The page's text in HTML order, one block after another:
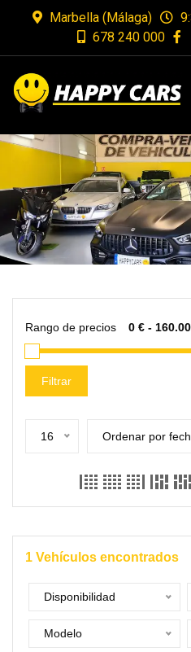
Marbella (Málaga)
678 240 000
Rango de precios
Filtrar
16 Ordenar por
1 Vehículos encontrados
Disponibilidad
Modelo